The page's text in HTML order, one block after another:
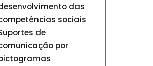
das
sociais
de
por